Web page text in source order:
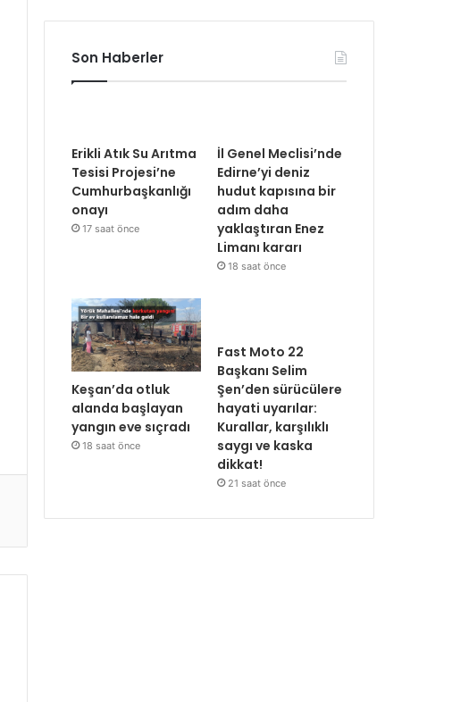
Son Haberler
Erikli Atık Su Arıtma
Tesisi Projesi’ne
Cumhurbaşkanlığı
onayı
17 saat önce
İl Genel Meclisi’nde
Edirne’yi deniz
hudut kapısına bir
adım daha
yaklaştıran Enez
Limanı kararı
18 saat önce
Keşan’da otluk
alanda başlayan
yangın eve sıçradı
18 saat önce
Fast Moto 22
Başkanı Selim
Şen’den sürücülere
hayati uyarılar:
Kurallar, karşılıklı
saygı ve kaska
dikkat!
21 saat önce